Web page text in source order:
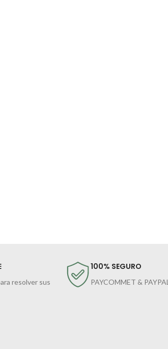
resolver sus
100% SEGURO
PAYCOMMET & PAYPAL